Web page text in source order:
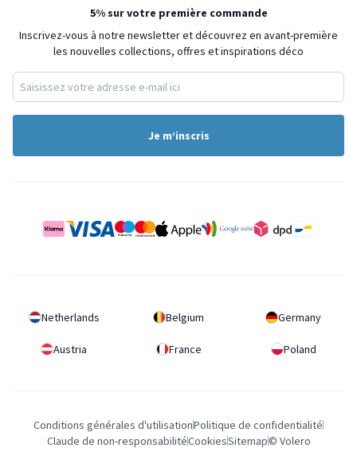
5% sur votre première commande
Inscrivez-vous à notre newsletter et découvrez en avant-première
les nouvelles collections, offres et inspirations déco
Je m’inscris
Netherlands Belgium Germany
Austria France Poland
Conditions générales d'utilisationPolitique de confidentialité
Claude de non-responsabilitéCookiesSitemap© Volero